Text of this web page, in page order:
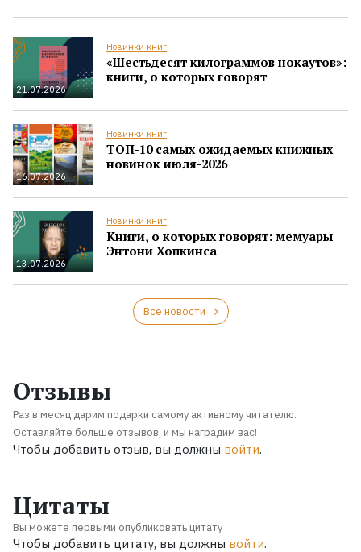
21.07.2026
Новинки книг
«Шестьдесят килограммов нокаутов»:
книги, о которых говорят
16.07.2026
Новинки книг
ТОП-10 самых ожидаемых книжных
новинок июля-2026
13.07.2026
Новинки книг
Книги, о которых говорят: мемуары
Энтони Хопкинса
Все новости
Отзывы
Раз в месяц дарим подарки самому активному читателю.
Оставляйте больше отзывов, и мы наградим вас!
Чтобы добавить отзыв, вы должны войти.
Цитаты
Вы можете первыми опубликовать цитату
Чтобы добавить цитату, вы должны войти.